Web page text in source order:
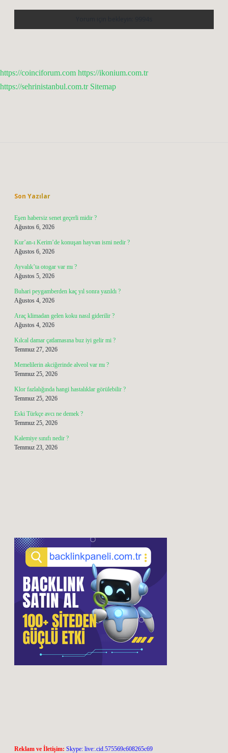
https://coinciforum.com https://ikonium.com.tr
https://sehrinistanbul.com.tr Sitemap
Son Yazılar
Eşen habersiz senet geçerli midir ?
Ağustos 6, 2026
Kur’an-ı Kerim’de konuşan hayvan ismi nedir ?
Ağustos 6, 2026
Ayvalık’ta otogar var mı ?
Ağustos 5, 2026
Buhari peygamberden kaç yıl sonra yazıldı ?
Ağustos 4, 2026
Araç klimadan gelen koku nasıl giderilir ?
Ağustos 4, 2026
Kılcal damar çatlamasına buz iyi gelir mi ?
Temmuz 27, 2026
Memelilerin akciğerinde alveol var mı ?
Temmuz 25, 2026
Klor fazlalığında hangi hastalıklar görülebilir ?
Temmuz 25, 2026
Eski Türkçe avcı ne demek ?
Temmuz 25, 2026
Kalemiye sınıfı nedir ?
Temmuz 23, 2026
Reklam ve İletişim: Skype: live:.cid.575569c608265c69